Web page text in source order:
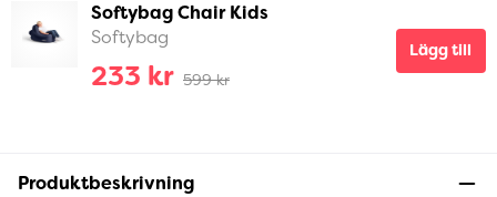
Softybag Chair Kids
Softybag
233 kr 599 kr
Lägg till
Produktbeskrivning